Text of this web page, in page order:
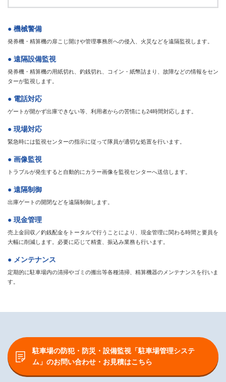
● 機械警備
発券機・精算機の扉こじ開けや管理事務所への侵入、火災などを遠隔監視します。
● 遠隔設備監視
発券機・精算機の用紙切れ、釣銭切れ、コイン・紙幣詰まり、故障などの情報をセン
ターが監視します。
● 電話対応
ゲートが開かず出庫できない等、利用者からの苦情にも24時間対応します。
● 現場対応
緊急時には監視センターの指示に従って隊員が適切な処置を行います。
● 画像監視
トラブルが発生すると自動的にカラー画像を監視センターへ送信します。
● 遠隔制御
出庫ゲートの開閉などを遠隔制御します。
● 現金管理
売上金回収／釣銭配金をトータルで行うことにより、現金管理に関わる時間と要員を
大幅に削減します。必要に応じて精査、振込み業務も行います。
● メンテナンス
定期的に駐車場内の清掃やゴミの搬出等各種清掃、精算機器のメンテナンスを行いま
す。
駐車場の防犯・防災・設備監視「駐車場管理システ
ム」のお問い合わせ・お見積はこちら